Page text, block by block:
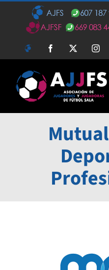
contenido
AJFS FacebookTwitter